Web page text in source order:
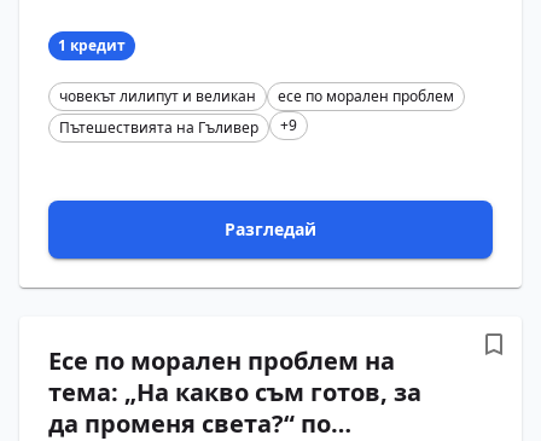
от Джонатан Суифт)
разкрива относи?...
1 кредит
човекът лилипут и великан
есе по морален проблем
Пътешествията на Гъливер
+9
Разгледай
Есе по морален проблем на
тема: „На какво съм готов, за
да променя света?“ по